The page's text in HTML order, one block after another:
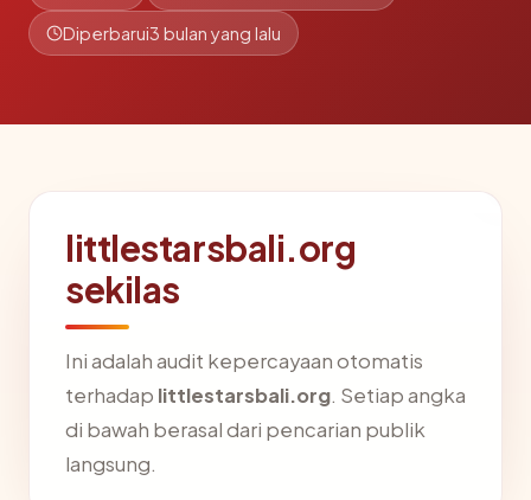
Diperbarui3 bulan yang lalu
littlestarsbali.org
sekilas
Ini adalah audit kepercayaan otomatis
terhadap littlestarsbali.org. Setiap angka
di bawah berasal dari pencarian publik
langsung.